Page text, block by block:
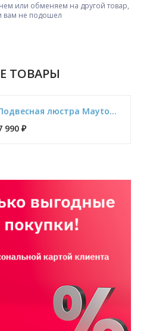
или обменяем на другой товар,
вам не подошел
ТОВАРЫ
Подвесная люстра Maytoni Jackson T546PL-12B
990 ₽